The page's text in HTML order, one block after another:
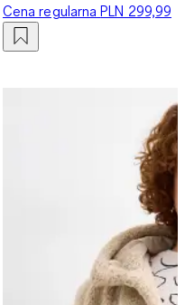
Cena regularnaPLN 299,99